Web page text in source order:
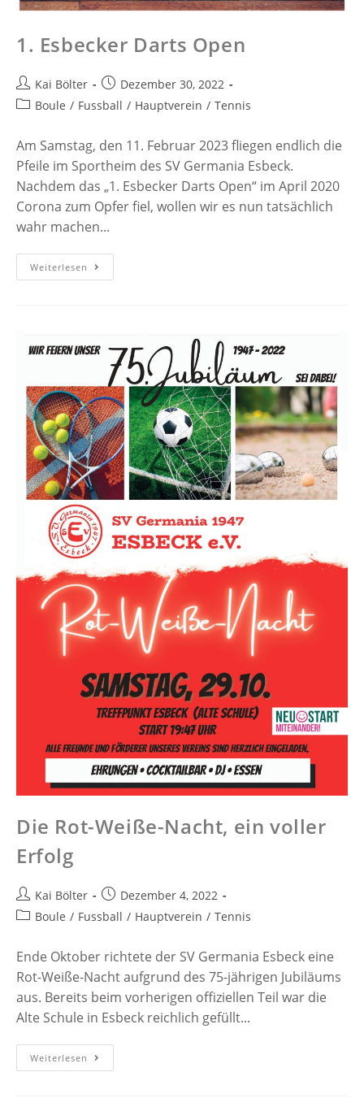
1. Esbecker Darts Open
Kai Bölter
Dezember 30, 2022
Boule / Fussball / Hauptverein / Tennis
Am Samstag, den 11. Februar 2023 fliegen endlich die
Pfeile im Sportheim des SV Germania Esbeck.
Nachdem das „1. Esbecker Darts Open“ im April 2020
Corona zum Opfer fiel, wollen wir es nun tatsächlich
wahr machen...
Weiterlesen
Die Rot-Weiße-Nacht, ein voller
Erfolg
Kai Bölter
Dezember 4, 2022
Boule / Fussball / Hauptverein / Tennis
Ende Oktober richtete der SV Germania Esbeck eine
Rot-Weiße-Nacht aufgrund des 75-jährigen Jubiläums
aus. Bereits beim vorherigen offiziellen Teil war die
Alte Schule in Esbeck reichlich gefüllt...
Weiterlesen